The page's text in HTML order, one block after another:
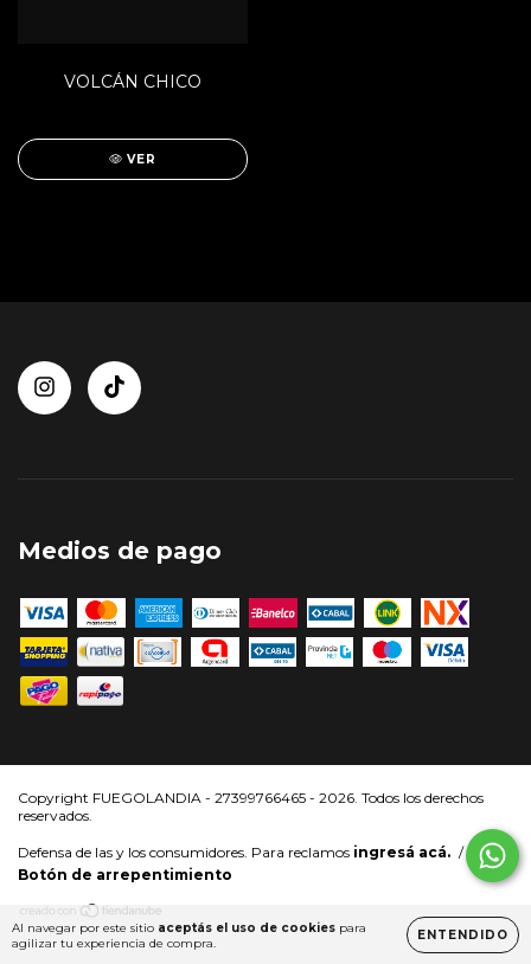
Al navegar por este sitio aceptás el uso de cookies para
agilizar tu experiencia de compra.
ENTENDIDO
VOLCÁN CHICO
VER
Medios de pago
Copyright FUEGOLANDIA - 27399766465 - 2026. Todos los derechos
reservados.
Defensa de las y los consumidores. Para reclamos ingresá acá. /
Botón de arrepentimiento